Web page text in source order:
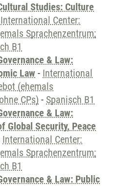
Studies: Culture
International Center:
Sprachenzentrum;
B1
& Law:
Law - International
(ehemals
CPs) - Spanisch B1
& Law:
Global Security, Peace
International Center:
Sprachenzentrum;
B1
& Law: Public